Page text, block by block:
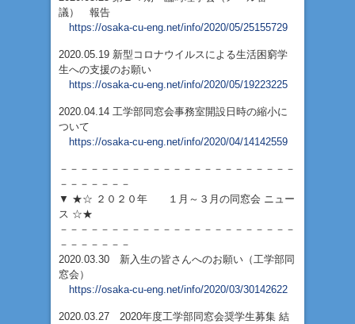
議） 報告
https://osaka-cu-eng.net/info/2020/05/25155729
2020.05.19 新型コロナウイルスによる生活困窮学
生への支援のお願い
https://osaka-cu-eng.net/info/2020/05/19223225
2020.04.14 工学部同窓会事務室開設日時の縮小に
ついて
https://osaka-cu-eng.net/info/2020/04/14142559
－－－－－－－－－－－－－－－－－－－－－－－
－－－－－－－
▼ ★☆ ２０２０年 １月～３月の同窓会 ニュー
ス ☆★
－－－－－－－－－－－－－－－－－－－－－－－
－－－－－－－
2020.03.30 新入生の皆さんへのお願い（工学部同
窓会）
https://osaka-cu-eng.net/info/2020/03/30142622
2020.03.27 2020年度工学部同窓会奨学生募集 結